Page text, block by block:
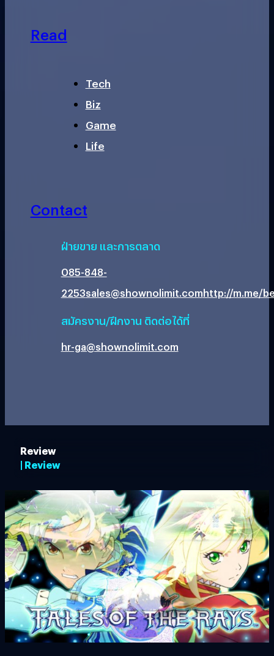
Read
Tech
Biz
Game
Life
Contact
ฝ่ายขาย และการตลาด
085-848-
2253sales@shownolimit.comhttp://m.me/
สมัครงาน/ฝึกงาน ติดต่อได้ที่
hr-ga@shownolimit.com
Review
| Review